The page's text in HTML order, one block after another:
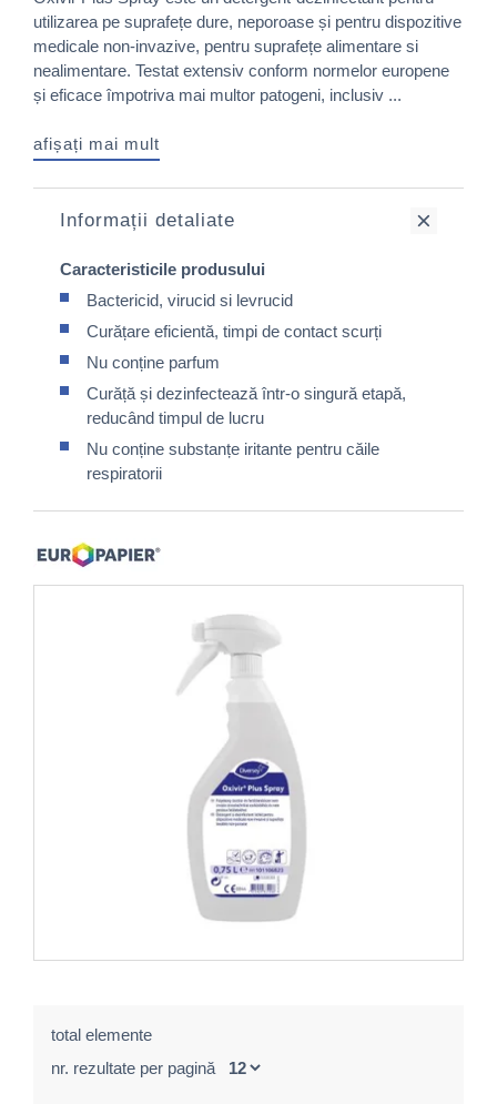
utilizarea pe suprafețe dure, neporoase și pentru dispozitive
medicale non-invazive, pentru suprafețe alimentare si
nealimentare. Testat extensiv conform normelor europene
și eficace împotriva mai multor patogeni, inclusiv ...
afișați mai mult
Informații detaliate
Caracteristicile produsului
Bactericid, virucid si levrucid
Curățare eficientă, timpi de contact scurți
Nu conține parfum
Curăță și dezinfectează într-o singură etapă,
reducând timpul de lucru
Nu conține substanțe iritante pentru căile
respiratorii
total elemente
nr. rezultate per pagină